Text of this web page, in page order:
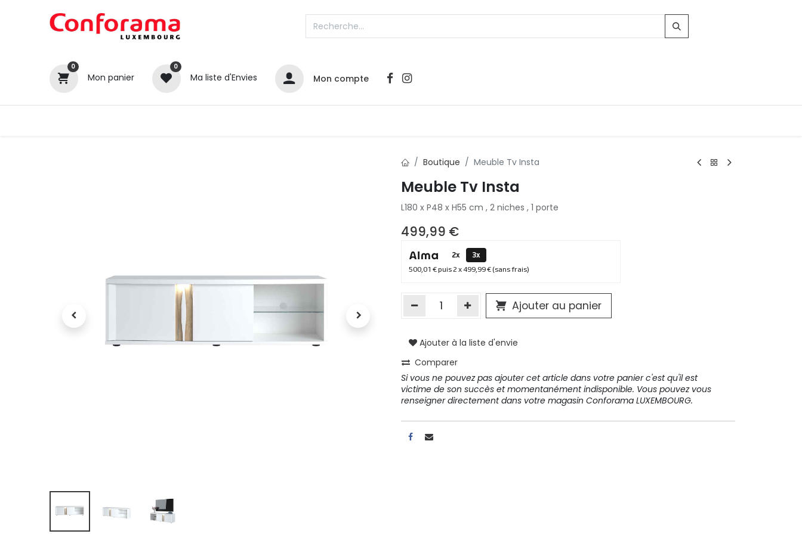
0
Mon panier
0
Ma liste d'Envies Mon compte
Boutique Meuble Tv Insta
Meuble Tv Insta
L180 x P48 x H55 cm , 2 niches , 1 porte
499,99 €
2x
3x
500,01 € puis 2 x 499,99 € (sans frais)
Ajouter au panier
Ajouter à la liste d'envie
Comparer
Si vous ne pouvez pas ajouter cet article dans votre panier c'est qu'il est
victime de son succès et momentanément indisponible. Vous pouvez vous
renseigner directement dans votre magasin Conforama LUXEMBOURG.